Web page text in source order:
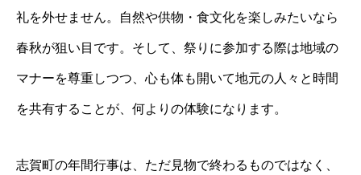
礼を外せません。自然や供物・食文化を楽しみたいなら
春秋が狙い目です。そして、祭りに参加する際は地域の
マナーを尊重しつつ、心も体も開いて地元の人々と時間
を共有することが、何よりの体験になります。
志賀町の年間行事は、ただ見物で終わるものではなく、